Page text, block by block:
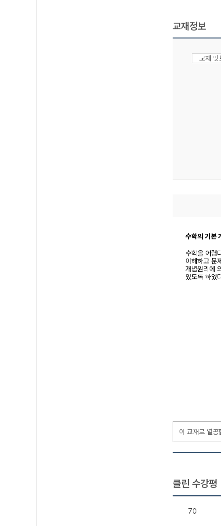
교재정보
교재
수학의 기본
수학을 어렵
이해하고 문
개념원리에
있도록 하였
이 교재로 열
클린 수강평
70